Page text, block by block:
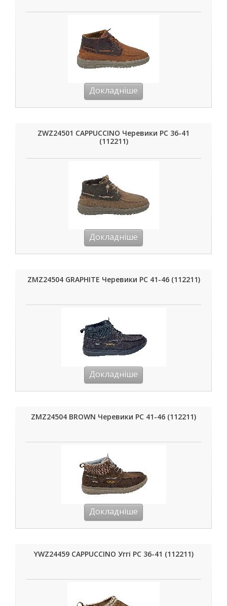
Докладніше
ZWZ24501 CAPPUCCINO Черевики РС 36-41
(112211)
Докладніше
ZMZ24504 GRAPHITE Черевики РС 41-46 (112211)
Докладніше
ZMZ24504 BROWN Черевики РС 41-46 (112211)
Докладніше
YWZ24459 CAPPUCCINO Уггі РС 36-41 (112211)